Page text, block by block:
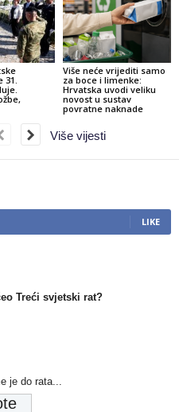
31.
Više neće vrijediti samo
za boce i limenke:
Hrvatska uvodi veliku
novost u sustav
povratne naknade
Više vijesti
LIKE
Treći svjetski rat?
je do rata...